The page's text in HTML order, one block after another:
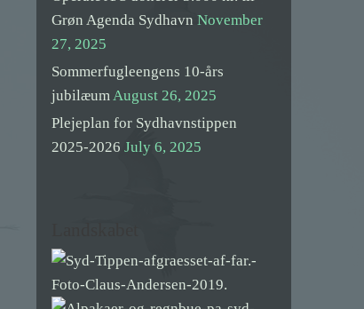
Grøn Agenda Sydhavn November
27, 2025
Sommerfugleengens 10-års
jubilæumAugust 26, 2025
Plejeplan for Sydhavnstippen
2025-2026 July 6, 2025